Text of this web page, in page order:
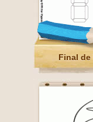
Final de